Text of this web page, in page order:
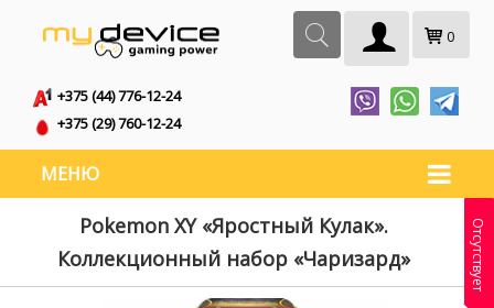
0
+375 (44) 776-12-24
+375 (29) 760-12-24
МЕНЮ
Pokemon XY «Яростный Кулак».
Коллекционный набор «Чаризард»
Отсутствует